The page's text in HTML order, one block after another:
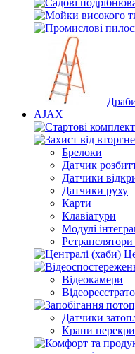
AJAX
Брелоки
Датчик
Датчики
Датчики руху
Карти
Клавіатури
Модулі
Відеокамери
Датчики
Крани